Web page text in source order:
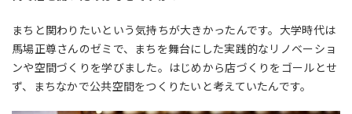
まちと関わりたいという気持ちが大きかったんです。大学時代は
馬場正尊さんのゼミで、まちを舞台にした実践的なリノベーショ
ンや空間づくりを学びました。はじめから店づくりをゴールとせ
ず、まちなかで公共空間をつくりたいと考えていたんです。